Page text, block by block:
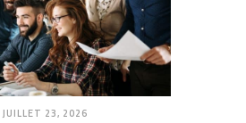
JUILLET 23, 2026